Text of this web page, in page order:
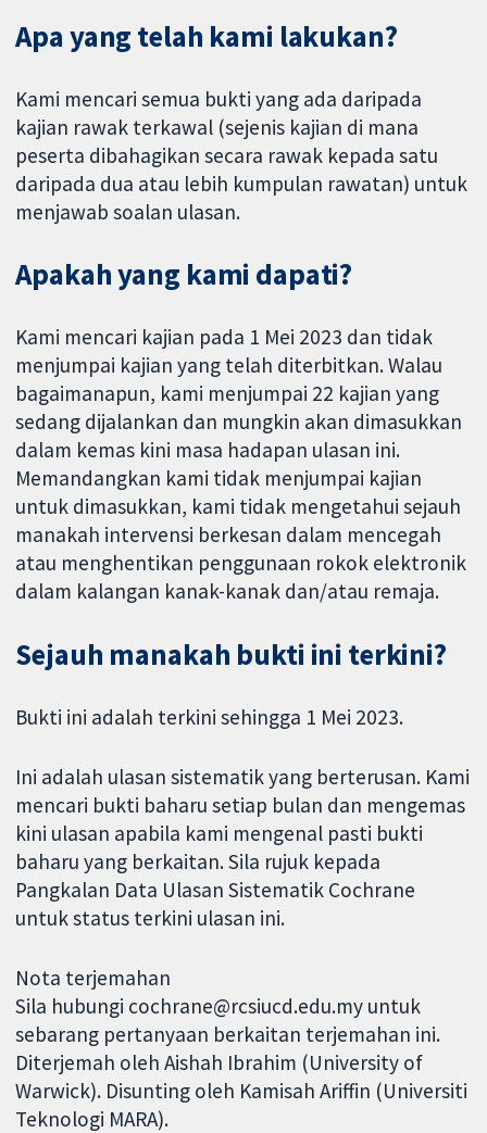
Apa yang telah kami lakukan?
Kami mencari semua bukti yang ada daripada
kajian rawak terkawal (sejenis kajian di mana
peserta dibahagikan secara rawak kepada satu
daripada dua atau lebih kumpulan rawatan) untuk
menjawab soalan ulasan.
Apakah yang kami dapati?
Kami mencari kajian pada 1 Mei 2023 dan tidak
menjumpai kajian yang telah diterbitkan. Walau
bagaimanapun, kami menjumpai 22 kajian yang
sedang dijalankan dan mungkin akan dimasukkan
dalam kemas kini masa hadapan ulasan ini.
Memandangkan kami tidak menjumpai kajian
untuk dimasukkan, kami tidak mengetahui sejauh
manakah intervensi berkesan dalam mencegah
atau menghentikan penggunaan rokok elektronik
dalam kalangan kanak-kanak dan/atau remaja.
Sejauh manakah bukti ini terkini?
Bukti ini adalah terkini sehingga 1 Mei 2023.
Ini adalah ulasan sistematik yang berterusan. Kami
mencari bukti baharu setiap bulan dan mengemas
kini ulasan apabila kami mengenal pasti bukti
baharu yang berkaitan. Sila rujuk kepada
Pangkalan Data Ulasan Sistematik Cochrane
untuk status terkini ulasan ini.
Nota terjemahan
Sila hubungi cochrane@rcsiucd.edu.my untuk
sebarang pertanyaan berkaitan terjemahan ini.
Diterjemah oleh Aishah Ibrahim (University of
Warwick). Disunting oleh Kamisah Ariffin (Universiti
Teknologi MARA).